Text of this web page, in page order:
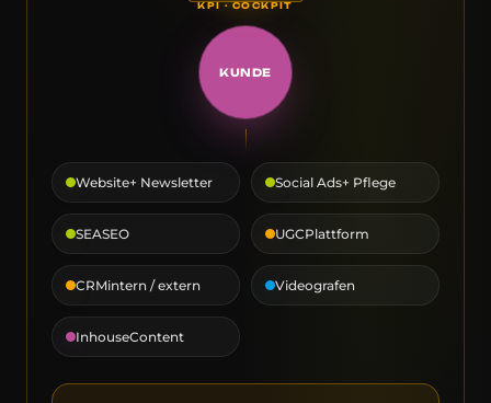
KUNDE
Website+ Newsletter Social Ads+ Pflege
SEASEO UGCPlattform
CRMintern / extern Videografen
InhouseContent